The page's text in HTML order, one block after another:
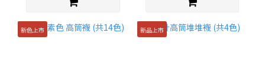
新色上市 新品上市